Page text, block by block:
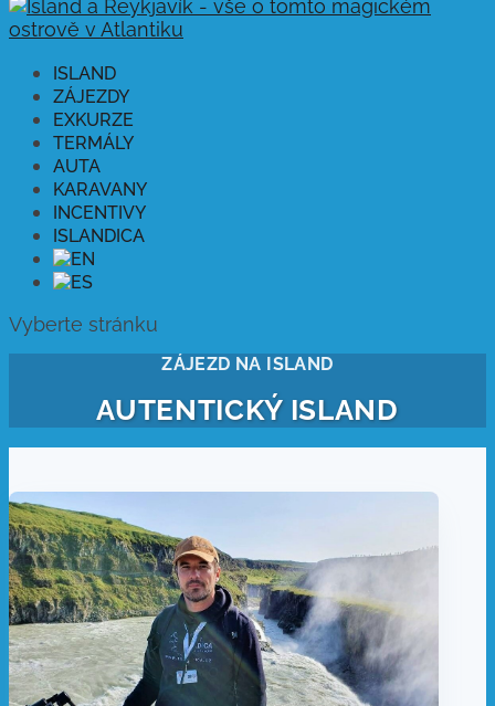
ISLAND
ZÁJEZDY
EXKURZE
TERMÁLY
AUTA
KARAVANY
INCENTIVY
ISLANDICA
Vyberte stránku
ZÁJEZD NA ISLAND
AUTENTICKÝ ISLAND